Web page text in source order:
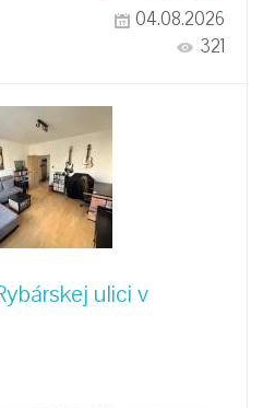
04.08.2026
321
ulici v